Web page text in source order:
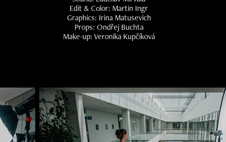
Edit & Color: Martin Ingr
Graphics: Irina Matusevich
Props: Ondřej Buchta
Make-up: Veronika Kupčíková